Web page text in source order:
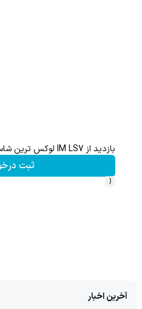
ثبت درخواست
‹
آخرین اخبار